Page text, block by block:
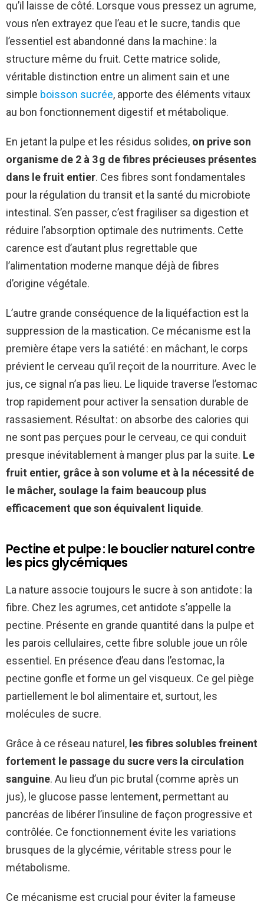
qu’il laisse de côté. Lorsque vous pressez un agrume,
vous n’en extrayez que l’eau et le sucre, tandis que
l’essentiel est abandonné dans la machine : la
structure même du fruit. Cette matrice solide,
véritable distinction entre un aliment sain et une
simple boisson sucrée, apporte des éléments vitaux
au bon fonctionnement digestif et métabolique.
En jetant la pulpe et les résidus solides, on prive son
organisme de 2 à 3 g de fibres précieuses présentes
dans le fruit entier. Ces fibres sont fondamentales
pour la régulation du transit et la santé du microbiote
intestinal. S’en passer, c’est fragiliser sa digestion et
réduire l’absorption optimale des nutriments. Cette
carence est d’autant plus regrettable que
l’alimentation moderne manque déjà de fibres
d’origine végétale.
L’autre grande conséquence de la liquéfaction est la
suppression de la mastication. Ce mécanisme est la
première étape vers la satiété : en mâchant, le corps
prévient le cerveau qu’il reçoit de la nourriture. Avec le
jus, ce signal n’a pas lieu. Le liquide traverse l’estomac
trop rapidement pour activer la sensation durable de
rassasiement. Résultat : on absorbe des calories qui
ne sont pas perçues pour le cerveau, ce qui conduit
presque inévitablement à manger plus par la suite. Le
fruit entier, grâce à son volume et à la nécessité de
le mâcher, soulage la faim beaucoup plus
efficacement que son équivalent liquide.
Pectine et pulpe : le bouclier naturel contre
les pics glycémiques
La nature associe toujours le sucre à son antidote : la
fibre. Chez les agrumes, cet antidote s’appelle la
pectine. Présente en grande quantité dans la pulpe et
les parois cellulaires, cette fibre soluble joue un rôle
essentiel. En présence d’eau dans l’estomac, la
pectine gonfle et forme un gel visqueux. Ce gel piège
partiellement le bol alimentaire et, surtout, les
molécules de sucre.
Grâce à ce réseau naturel, les fibres solubles freinent
fortement le passage du sucre vers la circulation
sanguine. Au lieu d’un pic brutal (comme après un
jus), le glucose passe lentement, permettant au
pancréas de libérer l’insuline de façon progressive et
contrôlée. Ce fonctionnement évite les variations
brusques de la glycémie, véritable stress pour le
métabolisme.
Ce mécanisme est crucial pour éviter la fameuse